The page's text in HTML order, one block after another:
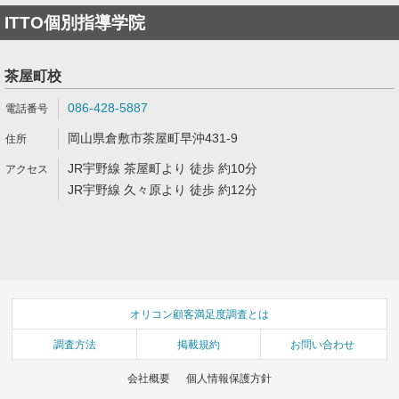
ITTO個別指導学院
茶屋町校
086-428-5887
岡山県倉敷市茶屋町早沖431-9
JR宇野線 茶屋町より 徒歩 約10分
JR宇野線 久々原より 徒歩 約12分
オリコン顧客満足度調査とは
調査方法 掲載規約 お問い合わせ
会社概要 個人情報保護方針